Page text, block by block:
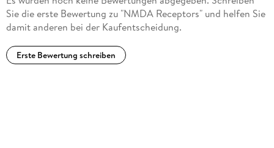
Sie die erste Bewertung zu "NMDA Receptors" und helfen Sie
damit anderen bei der Kaufentscheidung.
Erste Bewertung schreiben